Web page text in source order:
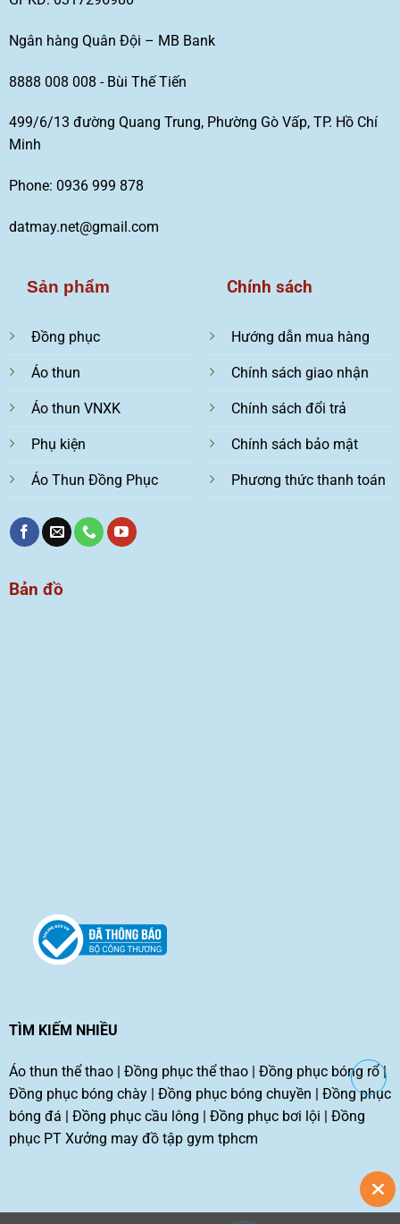
Ngân hàng Quân Đội – MB Bank
8888 008 008 - Bùi Thế Tiến
499/6/13 đường Quang Trung, Phường Gò Vấp, TP. Hồ Chí
Minh
Phone: 0936 999 878
datmay.net@gmail.com
Sản phẩm
Đồng phục
Áo thun
Áo thun VNXK
Phụ kiện
Áo Thun Đồng Phục
Chính sách
Hướng dẫn mua hàng
Chính sách giao nhận
Chính sách đổi trả
Chính sách bảo mật
Phương thức thanh toán
Bản đồ
TÌM KIẾM NHIỀU
Áo thun thể thao| Đồng phục thể thao| Đồng phục bóng rổ|
Đồng phục bóng chày| Đồng phục bóng chuyền | Đồng phục
bóng đá | Đồng phục cầu lông | Đồng phục bơi lội | Đồng
phục PT Xưởng may đồ tập gym tphcm